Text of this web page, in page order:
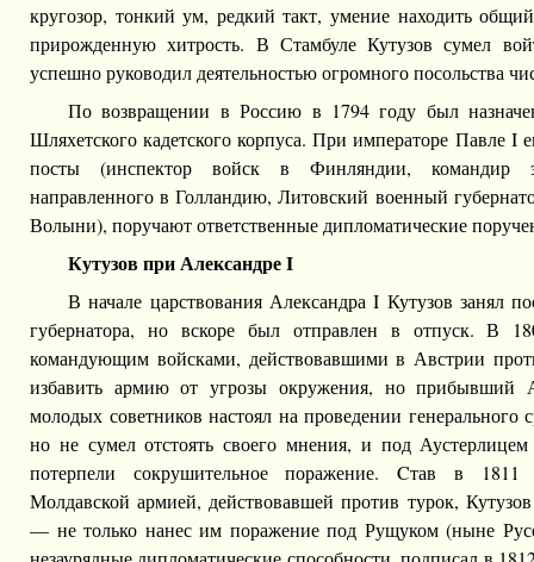
кругозор, тонкий ум, редкий такт, умение находить
прирожденную хитрость. В Стамбуле Кутузов сумел
успешно руководил деятельностью огромного посольства
По возвращении в Россию в 1794 году был
Шляхетского кадетского корпуса. При императоре Павле I
посты (инспектор войск в Финляндии, командир
направленного в Голландию, Литовский военный
Волыни), поручают ответственные дипломатические
Кутузов при Александре I
В начале царствования Александра I Кутузов занял
губернатора, но вскоре был отправлен в отпуск. В
командующим войсками, действовавшими в Австрии
избавить армию от угрозы окружения, но прибывший
молодых советников настоял на проведении генерального
но не сумел отстоять своего мнения, и под Аустерлицем
потерпели сокрушительное поражение. Cтав в 1811
Молдавской армией, действовавшей против турок,
— не только нанес им поражение под Рущуком (ныне